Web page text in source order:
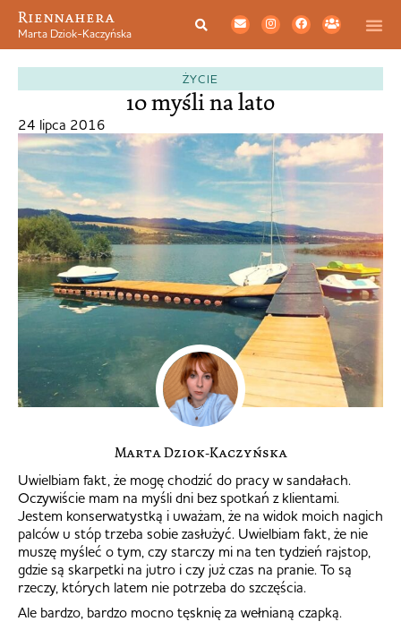
Riennahera
Marta Dziok-Kaczyńska
ŻYCIE
10 myśli na lato
24 lipca 2016
Marta Dziok-Kaczyńska
Uwielbiam fakt, że mogę chodzić do pracy w sandałach.
Oczywiście mam na myśli dni bez spotkań z klientami.
Jestem konserwatystką i uważam, że na widok moich nagich
palców u stóp trzeba sobie zasłużyć. Uwielbiam fakt, że nie
muszę myśleć o tym, czy starczy mi na ten tydzień rajstop,
gdzie są skarpetki na jutro i czy już czas na pranie. To są
rzeczy, których latem nie potrzeba do szczęścia.
Ale bardzo, bardzo mocno tęsknię za wełnianą czapką.